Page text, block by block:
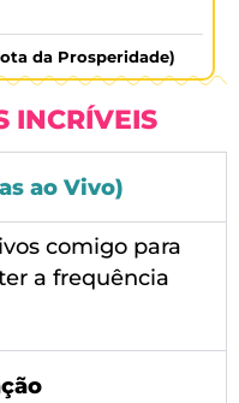
da Prosperidade)
INCRÍVEIS
ao Vivo)
comigo para
a frequência